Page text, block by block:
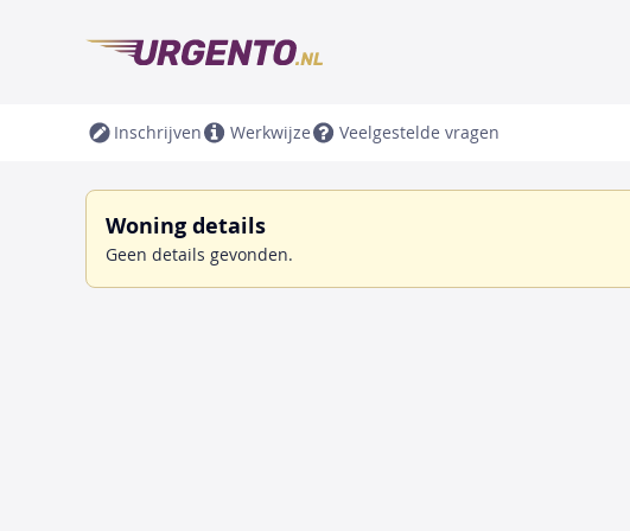
Inschrijven Werkwijze Veelgestelde vragen
Woning details
Geen details gevonden.